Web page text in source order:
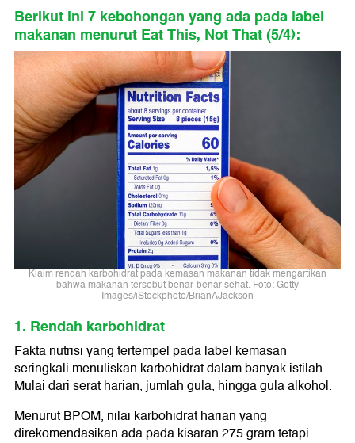
Berikut ini 7 kebohongan yang ada pada label
makanan menurut Eat This, Not That (5/4):
Klaim rendah karbohidrat pada kemasan makanan tidak mengartikan
bahwa makanan tersebut benar-benar sehat. Foto: Getty
Images/iStockphoto/BrianAJackson
1. Rendah karbohidrat
Fakta nutrisi yang tertempel pada label kemasan
seringkali menuliskan karbohidrat dalam banyak istilah.
Mulai dari serat harian, jumlah gula, hingga gula alkohol.
Menurut BPOM, nilai karbohidrat harian yang
direkomendasikan ada pada kisaran 275 gram tetapi